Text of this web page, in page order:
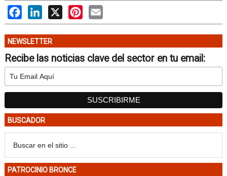
FacebookLinkedIn Pinterest
NEWSLETTER
Recibe las noticias clave del sector en tu email:
BUSCADOR
PATROCINIO BRONCE